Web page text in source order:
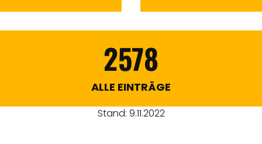
2578
ALLE EINTRÄGE
Stand: 9.11.2022